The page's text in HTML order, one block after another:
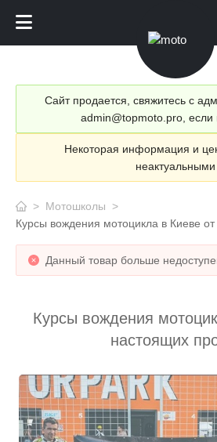
Сайт продается, свяжитесь с
admin@topmoto.pro, если
Некоторая информация и
неактуальными
> Мотошколы
>
Курсы вождения мотоцикла в Киеве
Данный товар больше
Курсы вождения
настоящих